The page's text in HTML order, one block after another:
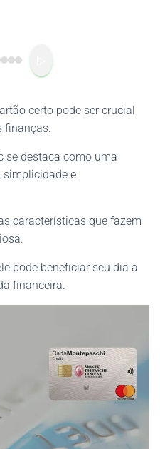
certo pode ser crucial
finanças.
se destaca como uma
simplicidade e
características que fazem
pode beneficiar seu dia a
financeira.